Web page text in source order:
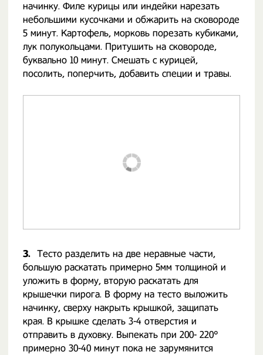
начинку. Филе курицы или индейки нарезать
небольшими кусочками и обжарить на сковороде
5 минут. Картофель, морковь порезать кубиками,
лук полукольцами. Притушить на сковороде,
буквально 10 минут. Смешать с курицей,
посолить, поперчить, добавить специи и травы.
3. Тесто разделить на две неравные части,
большую раскатать примерно 5мм толщиной и
уложить в форму, вторую раскатать для
крышечки пирога. В форму на тесто выложить
начинку, сверху накрыть крышкой, защипать
края. В крышке сделать 3-4 отверстия и
отправить в духовку. Выпекать при 200- 220°
примерно 30-40 минут пока не зарумянится